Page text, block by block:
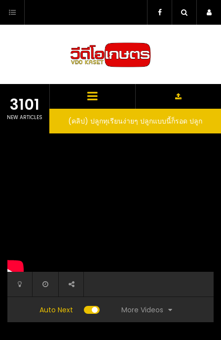
content
3101
NEW ARTICLES
ตรกำจัดเพลี้ย มด
(คลิป) ปลูกทุเรียนง่ายๆ ปลูกแบบนี้ก็รอด ปลูก
ทุเรียนต้นคู่ แบบเสียบยอดและเมล็ด
Auto Next More Videos